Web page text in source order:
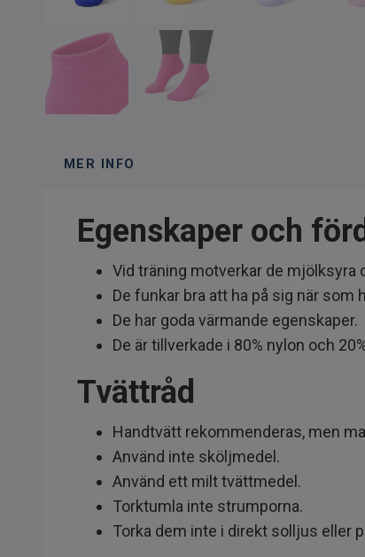
MER INFO
Egenskaper och
Vid träning motverkar de mjölksyra
De funkar bra att ha på sig när
De har goda värmande egenskaper.
De är tillverkade i 80% nylon och
Tvättråd
Handtvätt rekommenderas, men
Använd inte sköljmedel.
Använd ett milt tvättmedel.
Torktumla inte strumporna.
Torka dem inte i direkt solljus eller